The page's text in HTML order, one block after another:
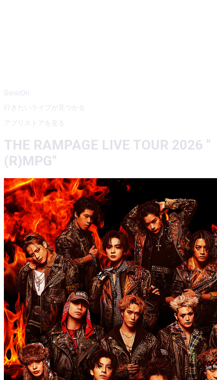
SonicOn
行きたいライブが見つかる
アプリストアを見る
THE RAMPAGE LIVE TOUR 2026 "
(R)MPG"